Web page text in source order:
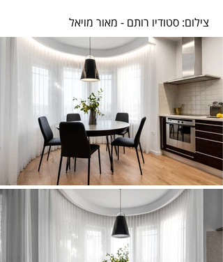
צילום: סטודיו רותם - מאור מויאל